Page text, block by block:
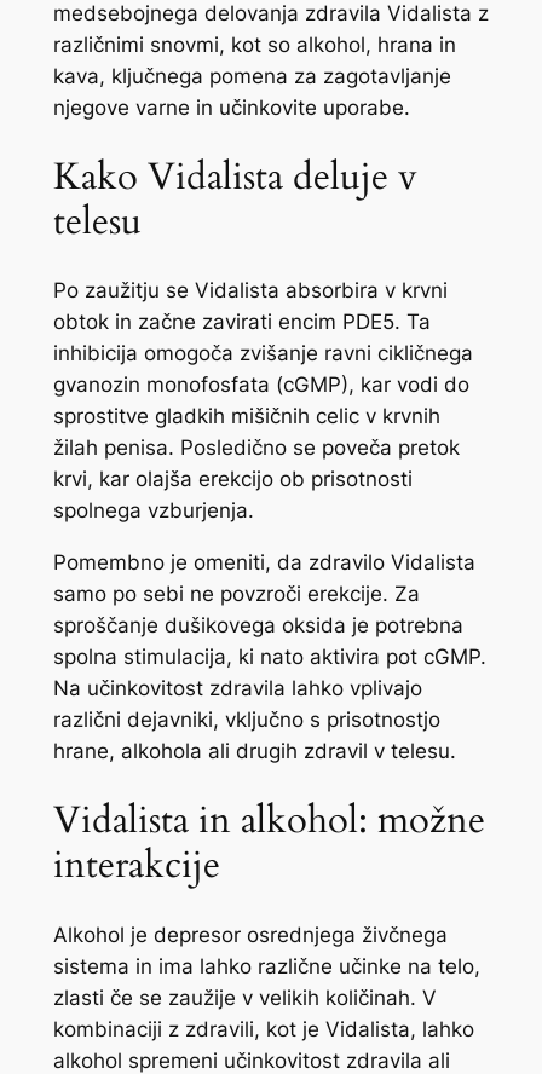
medsebojnega delovanja zdravila Vidalista z
različnimi snovmi, kot so alkohol, hrana in
kava, ključnega pomena za zagotavljanje
njegove varne in učinkovite uporabe.
Kako Vidalista deluje v
telesu
Po zaužitju se Vidalista absorbira v krvni
obtok in začne zavirati encim PDE5. Ta
inhibicija omogoča zvišanje ravni cikličnega
gvanozin monofosfata (cGMP), kar vodi do
sprostitve gladkih mišičnih celic v krvnih
žilah penisa. Posledično se poveča pretok
krvi, kar olajša erekcijo ob prisotnosti
spolnega vzburjenja.
Pomembno je omeniti, da zdravilo Vidalista
samo po sebi ne povzroči erekcije. Za
sproščanje dušikovega oksida je potrebna
spolna stimulacija, ki nato aktivira pot cGMP.
Na učinkovitost zdravila lahko vplivajo
različni dejavniki, vključno s prisotnostjo
hrane, alkohola ali drugih zdravil v telesu.
Vidalista in alkohol: možne
interakcije
Alkohol je depresor osrednjega živčnega
sistema in ima lahko različne učinke na telo,
zlasti če se zaužije v velikih količinah. V
kombinaciji z zdravili, kot je Vidalista, lahko
alkohol spremeni učinkovitost zdravila ali